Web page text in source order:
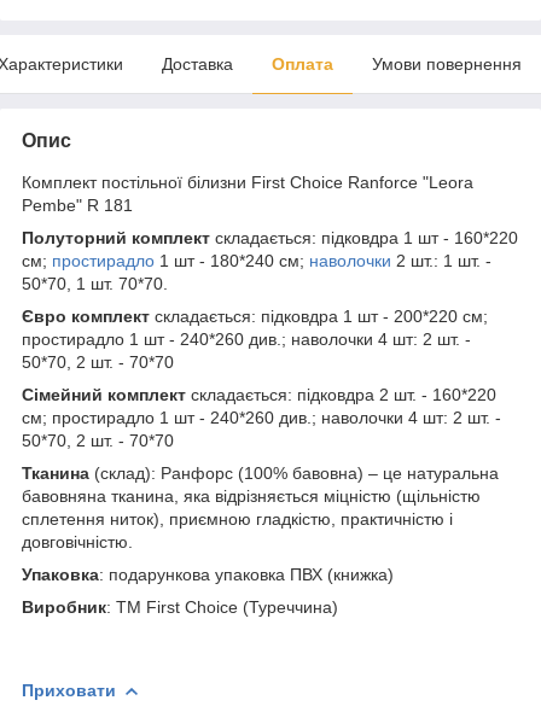
Доставка Оплата Умови повернення
Опис
Комплект постільної білизни First Choice Ranforce "Leora
Pembe" R 181
Полуторний комплект складається: підковдра 1 шт - 160*220
см; простирадло 1 шт - 180*240 см; наволочки 2 шт.: 1 шт. -
50*70, 1 шт. 70*70.
Євро комплект складається: підковдра 1 шт - 200*220 см;
простирадло 1 шт - 240*260 див.; наволочки 4 шт: 2 шт. -
50*70, 2 шт. - 70*70
Сімейний комплект складається: підковдра 2 шт. - 160*220
см; простирадло 1 шт - 240*260 див.; наволочки 4 шт: 2 шт. -
50*70, 2 шт. - 70*70
Тканина (склад): Ранфорс (100% бавовна) – це натуральна
бавовняна тканина, яка відрізняється міцністю (щільністю
сплетення ниток), приємною гладкістю, практичністю і
довговічністю.
Упаковка: подарункова упаковка ПВХ (книжка)
Виробник: ТМ First Choice (Туреччина)
Приховати